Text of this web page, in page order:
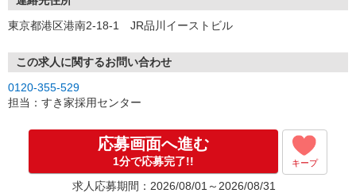
東京都港区港南2-18-1 JR品川イーストビル
この求人に関するお問い合わせ
0120-355-529
担当：すき家採用センター
応募画面へ進む
1分で応募完了!! キープ
求人応募期間：2026/08/01～2026/08/31